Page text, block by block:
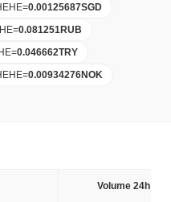
=0.00125687SGD
=0.081251RUB
=0.046662TRY
=0.00934276NOK
Volume 24h (%)